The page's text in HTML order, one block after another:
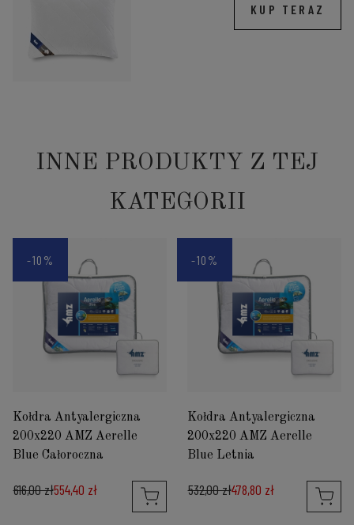
KUP TERAZ
INNE PRODUKTY Z TEJ
KATEGORII
Kołdra Antyalergiczna
200x220 AMZ Aerelle
Blue Całoroczna
616,00 zł554,40 zł
-10%
Kołdra Antyalergiczna
200x220 AMZ Aerelle
Blue Letnia
532,00 zł478,80 zł
-10%